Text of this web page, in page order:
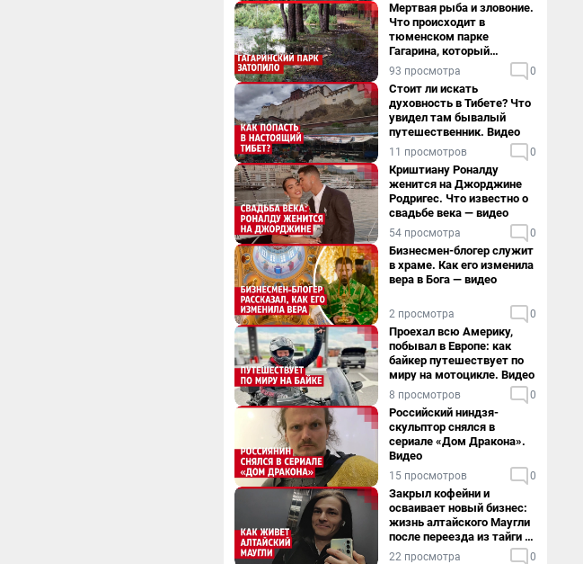
Мертвая рыба и зловоние.
Что происходит в
тюменском парке
Гагарина, который
поглощает черная вода
93 просмотра 0
Стоит ли искать
духовность в Тибете? Что
увидел там бывалый
путешественник. Видео
11 просмотров 0
Криштиану Роналду
женится на Джорджине
Родригес. Что известно о
свадьбе века — видео
54 просмотра 0
Бизнесмен-блогер служит
в храме. Как его изменила
вера в Бога — видео
2 просмотра 0
Проехал всю Америку,
побывал в Европе: как
байкер путешествует по
миру на мотоцикле. Видео
8 просмотров 0
Российский ниндзя-
скульптор снялся в
сериале «Дом Дракона».
Видео
15 просмотров 0
Закрыл кофейни и
осваивает новый бизнес:
жизнь алтайского Маугли
после переезда из тайги в
столицу
22 просмотра 0